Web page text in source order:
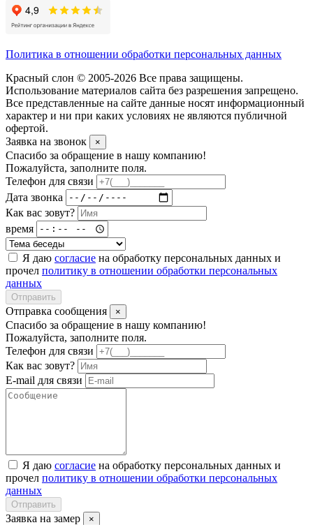
Политика в отношении обработки персональных данных
Красный слон © 2005-2026 Все права защищены.
Использование материалов сайта без разрешения запрещено.
Все представленные на сайте данные носят информационный
характер и ни при каких условиях не являются публичной
офертой.
Заявка на звонок
×
Спасибо за обращение в нашу компанию!
Пожалуйста, заполните поля.
Телефон для связи
Дата звонка
Как вас зовут?
время
Я даю согласие на обработку персональных данных и
прочел политику в отношении обработки персональных
данных
Отправить
Отправка сообщения ×
Спасибо за обращение в нашу компанию!
Пожалуйста, заполните поля.
Телефон для связи
Как вас зовут?
E-mail для связи
Я даю согласие на обработку персональных данных и
прочел политику в отношении обработки персональных
данных
Отправить
Заявка на замер ×